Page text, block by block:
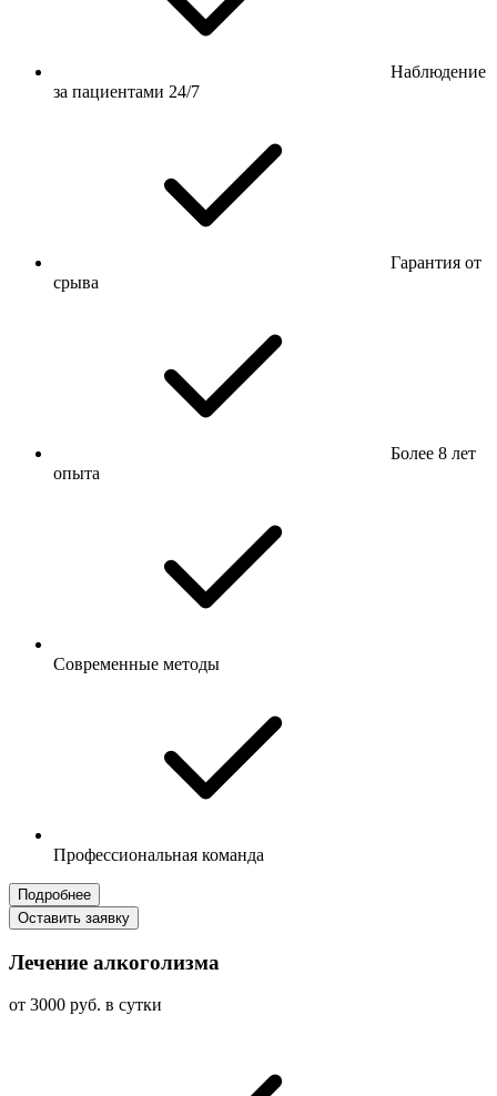
Наблюдение
за пациентами 24/7
Гарантия от
срыва
Более 8 лет
опыта
Современные методы
Профессиональная команда
Подробнее
Оставить заявку
Лечение алкоголизма
от 3000 руб. в сутки